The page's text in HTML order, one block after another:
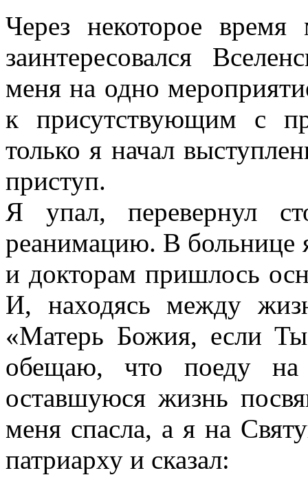
Через некоторое
заинтересовался
меня на одно
к присутствующим с
только я начал
приступ.
Я упал, перевернул
реанимацию. В больнице
и докторам пришлось
И, находясь между
«Матерь Божия, если
обещаю, что поеду
оставшуюся жизнь
меня спасла, а я на
патриарху и сказал: